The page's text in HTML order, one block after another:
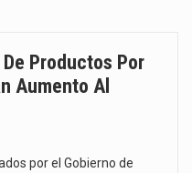
Solo el 17.8 % de las empresas en México se considera totalmente preparada para la…
Productos Por
Aumento Al
por el Gobierno de